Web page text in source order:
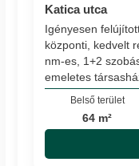
Katica utca
Igényesen
központi, kedvelt
nm-es, 1+2
emeletes
Belső terület
64 m²